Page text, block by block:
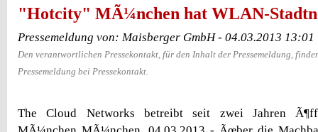
"Hotcity" MÃ¼nchen hat WLAN-
Pressemeldung von: Maisberger GmbH - 04.03.2013
Den verantwortlichen Pressekontakt, für den Inhalt der Pressemeldung,
Pressemeldung bei Pressekontakt.
The Cloud Networks betreibt seit zwei Jahren